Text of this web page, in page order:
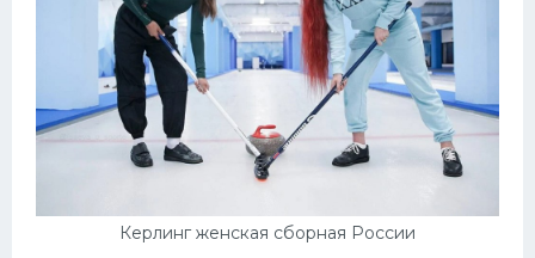
Керлинг женская сборная России